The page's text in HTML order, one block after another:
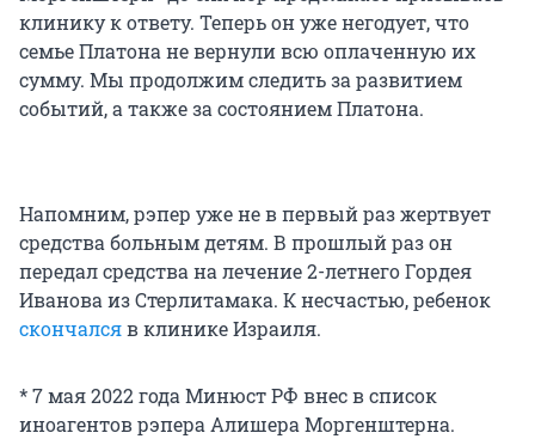
клинику к ответу. Теперь он уже негодует, что
семье Платона не вернули всю оплаченную их
сумму. Мы продолжим следить за развитием
событий, а также за состоянием Платона.
Напомним, рэпер уже не в первый раз жертвует
средства больным детям. В прошлый раз он
передал средства на лечение 2-летнего Гордея
Иванова из Стерлитамака. К несчастью, ребенок
скончалсяв клинике Израиля.
* 7 мая 2022 года Минюст РФ внес в список
иноагентов рэпера Алишера Моргенштерна.